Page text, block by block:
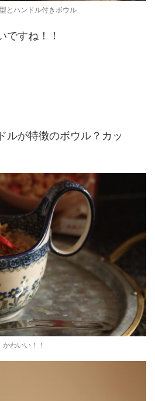
とハンドル付きボウル
ですね！！
ルが特徴のボウル？カッ
かわいい！！